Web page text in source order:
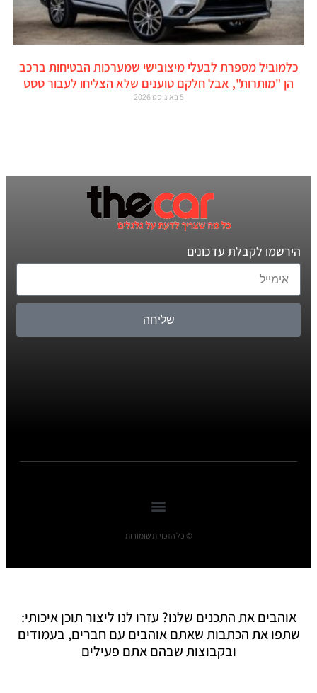
כלמוביל מספרת לבעלי מיצובישי שמערכות הבטיחות ברכב
הן "מותרות", אבל חלקם טוענים שלא הצליחו לעבור טסט
5 באוגוסט 2026
הירשמו לקבלת עדכונים
שליחה
© כל הזכויות שומורות
אוהבים את התכנים שלנו? עזרו לנו ליצור תוכן איכותי:
שתפו את הכתבות שאתם אוהבים עם חברים, בעמודים
ובקבוצות שבהם אתם פעילים